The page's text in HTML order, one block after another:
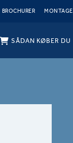
BROCHURER MONTAGE
SÅDAN KØBER DU